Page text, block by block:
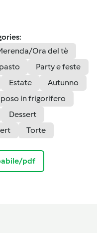
Ora del tè
Party e feste
Estate
Autunno
in frigorifero
Dessert
Torte
pdf